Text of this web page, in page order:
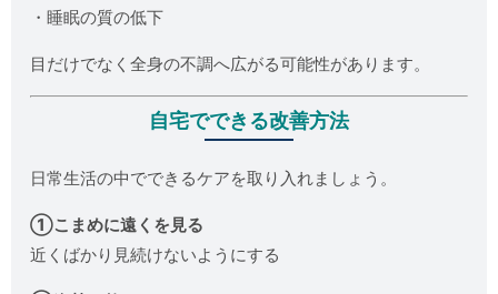
・睡眠の質の低下
目だけでなく全身の不調へ広がる可能性があります。
自宅でできる改善方法
日常生活の中でできるケアを取り入れましょう。
①こまめに遠くを見る
近くばかり見続けないようにする